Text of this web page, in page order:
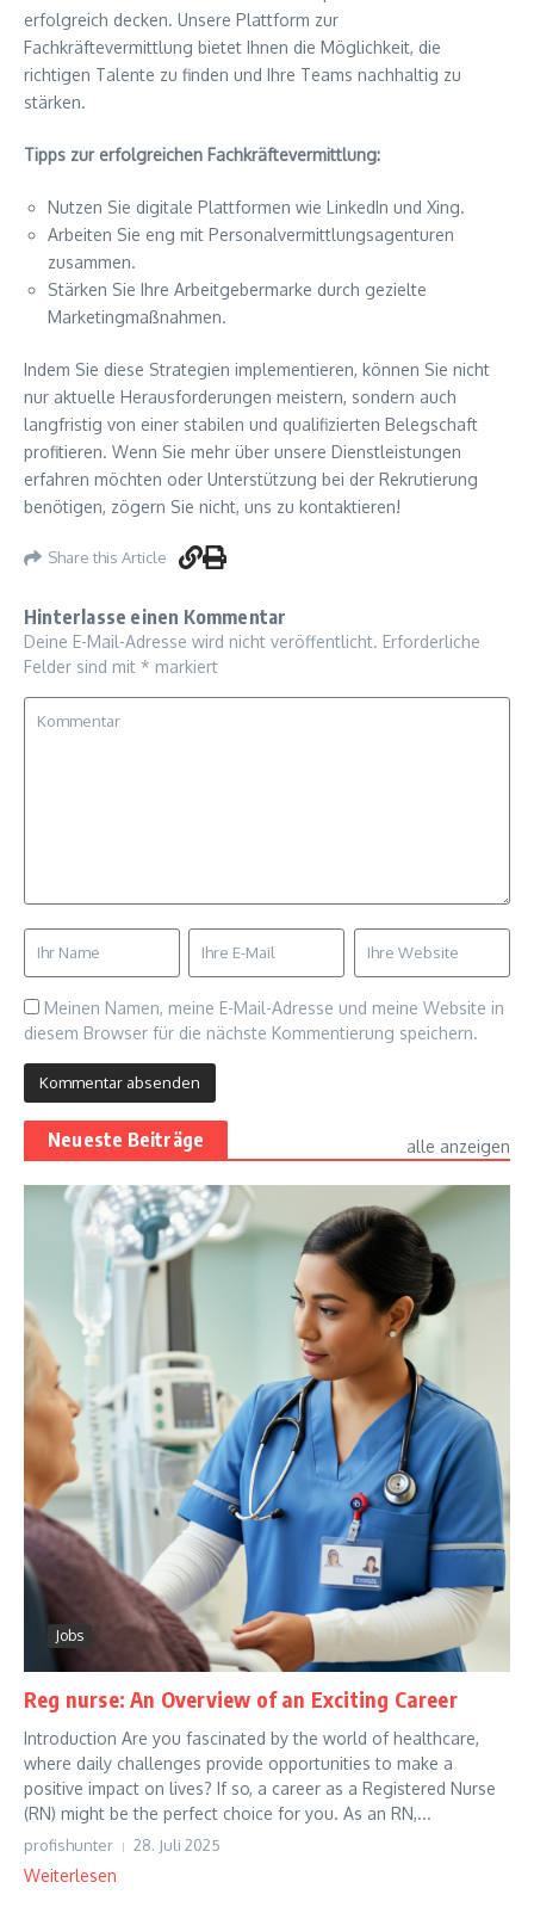
erfolgreich decken. Unsere Plattform zur
Fachkräftevermittlung bietet Ihnen die Möglichkeit, die
richtigen Talente zu finden und Ihre Teams nachhaltig zu
stärken.
Tipps zur erfolgreichen Fachkräftevermittlung:
Nutzen Sie digitale Plattformen wie LinkedIn und Xing.
Arbeiten Sie eng mit Personalvermittlungsagenturen
zusammen.
Stärken Sie Ihre Arbeitgebermarke durch gezielte
Marketingmaßnahmen.
Indem Sie diese Strategien implementieren, können Sie nicht
nur aktuelle Herausforderungen meistern, sondern auch
langfristig von einer stabilen und qualifizierten Belegschaft
profitieren. Wenn Sie mehr über unsere Dienstleistungen
erfahren möchten oder Unterstützung bei der Rekrutierung
benötigen, zögern Sie nicht, uns zu kontaktieren!
Share this Article
Hinterlasse einen Kommentar
Deine E-Mail-Adresse wird nicht veröffentlicht. Erforderliche
Felder sind mit * markiert
Meinen Namen, meine E-Mail-Adresse und meine Website in
diesem Browser für die nächste Kommentierung speichern.
Neueste Beiträge alle anzeigen
Jobs
Reg nurse: An Overview of an Exciting Career
Introduction Are you fascinated by the world of healthcare,
where daily challenges provide opportunities to make a
positive impact on lives? If so, a career as a Registered Nurse
(RN) might be the perfect choice for you. As an RN,...
profishunter 28. Juli 2025
Weiterlesen